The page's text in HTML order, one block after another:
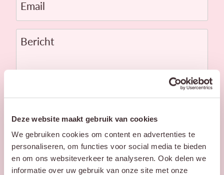
Deze website maakt gebruik van cookies
We gebruiken cookies om content en advertenties te
personaliseren, om functies voor social media te bieden
en om ons websiteverkeer te analyseren. Ook delen we
informatie over uw gebruik van onze site met onze
Bericht